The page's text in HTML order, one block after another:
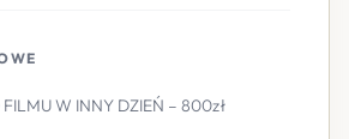
W INNY DZIEŃ – 800zł